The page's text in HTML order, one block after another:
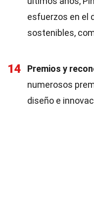
esfuerzos en el
sostenibles,
14 Premios y
numerosos
diseño e